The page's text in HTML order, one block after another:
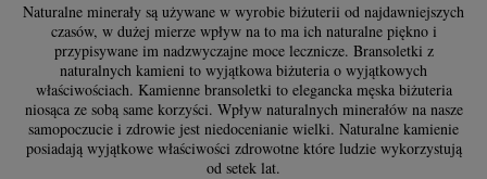
Naturalne minerały są używane w wyrobie biżuterii od najdawniejszych
czasów, w dużej mierze wpływ na to ma ich naturalne piękno i
przypisywane im nadzwyczajne moce lecznicze. Bransoletki z
naturalnych kamieni to wyjątkowa biżuteria o wyjątkowych
właściwościach. Kamienne bransoletki to elegancka męska biżuteria
niosąca ze sobą same korzyści. Wpływ naturalnych minerałów na nasze
samopoczucie i zdrowie jest niedocenianie wielki. Naturalne kamienie
posiadają wyjątkowe właściwości zdrowotne które ludzie wykorzystują
od setek lat.